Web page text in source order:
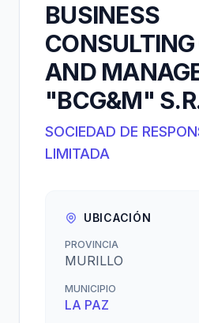
BUSINESS
CONSULTING
AND
"BCG&M"
SOCIEDAD DE
LIMITADA
UBICACIÓN
PROVINCIA
MURILLO
MUNICIPIO
LA PAZ